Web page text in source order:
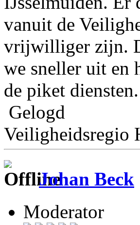
vanuit de
vrijwilliger zijn.
we sneller uit en
de piket diensten.
Gelogd
Veiligheidsregio
Johan Beck
Moderator